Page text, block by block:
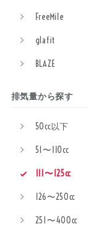
FreeMile
glafit
BLAZE
排気量から探す
50cc以下
51〜110cc
111〜125cc
126〜250cc
251〜400cc